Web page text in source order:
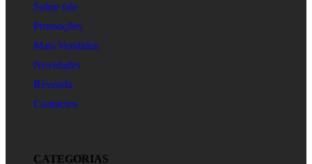
Sobre nós
Promoções
Mais Vendidos
Novidades
Revenda
Contactos
CATEGORIAS